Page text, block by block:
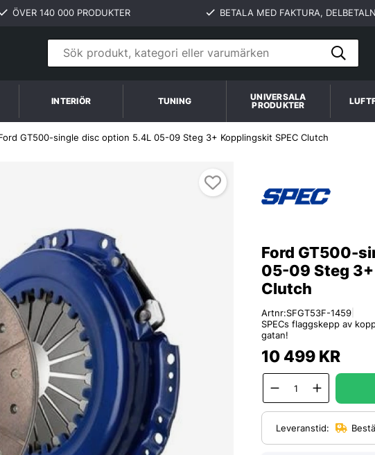
ÖVER 140 000 PRODUKTER BETALA MED FAKTURA,
INTERIÖR TUNING
UNIVERSALA
PRODUKTER
GT500-single disc option 5.4L 05-09 Steg 3+ Kopplingskit SPEC Clutch
Ford GT500-
05-09 Steg 3+
Clutch
Artnr:SFGT53F-1459
SPECs flaggskepp av
gatan!
10 499 KR
Leveranstid: